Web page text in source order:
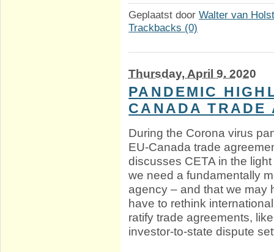
Geplaatst doorWalter van
Trackbacks (0)
Thursday, April 9. 2020
PANDEMIC
CANADA TRADE
During the Corona virus
EU-Canada trade
discusses CETA in the
we need a fundamentally
agency – and that we may
have to rethink
ratify trade agreements,
investor-to-state dispute